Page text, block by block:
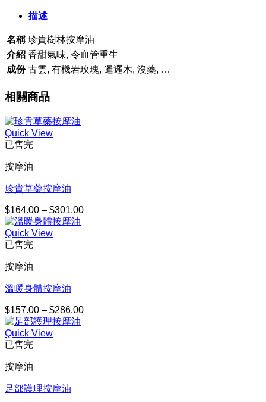
按
油
數
量
描述
名稱 珍貴樹林按摩油
介紹 香甜氣味, 令血管重生
成份 古雲, 有機岩玫瑰, 暹邏木, 沒藥, …
相關商品
Quick View
已售完
按摩油
珍貴草藥按摩油
$164.00 – $301.00價
Quick View
已售完
按摩油
溫暖身體按摩油
$157.00 – $286.00價
Quick View
已售完
按摩油
足部護理按摩油